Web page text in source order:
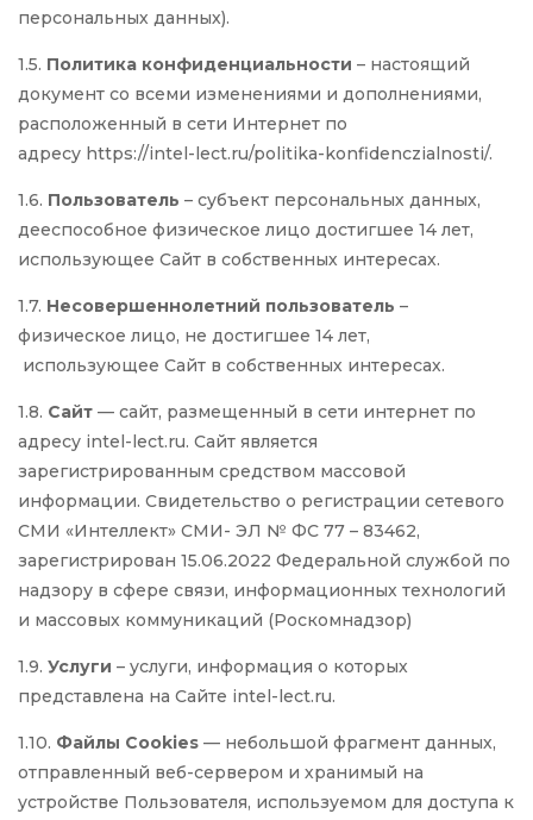
персональных данных).
1.5. Политика конфиденциальности – настоящий
документ со всеми изменениями и дополнениями,
расположенный в сети Интернет по
адресу https://intel-lect.ru/politika-konfidenczialnosti/.
1.6. Пользователь – субъект персональных данных,
дееспособное физическое лицо достигшее 14 лет,
использующее Сайт в собственных интересах.
1.7. Несовершеннолетний пользователь –
физическое лицо, не достигшее 14 лет,
использующее Сайт в собственных интересах.
1.8. Сайт — сайт, размещенный в сети интернет по
адресу intel-lect.ru. Сайт является
зарегистрированным средством массовой
информации. Свидетельство о регистрации сетевого
СМИ «Интеллект» СМИ- ЭЛ № ФС 77 – 83462,
зарегистрирован 15.06.2022 Федеральной службой по
надзору в сфере связи, информационных технологий
и массовых коммуникаций (Роскомнадзор)
1.9. Услуги – услуги, информация о которых
представлена на Сайте intel-lect.ru.
1.10. Файлы Cookies — небольшой фрагмент данных,
отправленный веб-сервером и хранимый на
устройстве Пользователя, используемом для доступа к